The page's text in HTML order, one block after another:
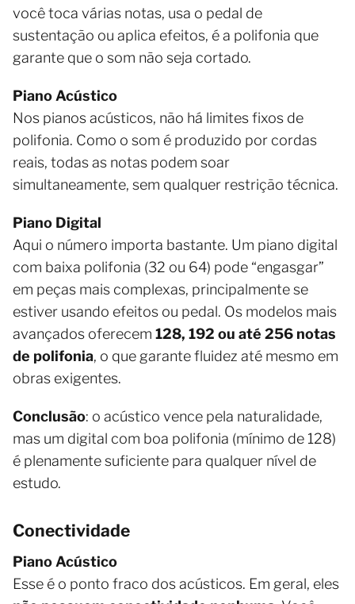
você toca várias notas, usa o pedal de
sustentação ou aplica efeitos, é a polifonia que
garante que o som não seja cortado.
Piano Acústico
Nos pianos acústicos, não há limites fixos de
polifonia. Como o som é produzido por cordas
reais, todas as notas podem soar
simultaneamente, sem qualquer restrição técnica.
Piano Digital
Aqui o número importa bastante. Um piano digital
com baixa polifonia (32 ou 64) pode “engasgar”
em peças mais complexas, principalmente se
estiver usando efeitos ou pedal. Os modelos mais
avançados oferecem 128, 192 ou até 256 notas
de polifonia, o que garante fluidez até mesmo em
obras exigentes.
Conclusão: o acústico vence pela naturalidade,
mas um digital com boa polifonia (mínimo de 128)
é plenamente suficiente para qualquer nível de
estudo.
Conectividade
Piano Acústico
Esse é o ponto fraco dos acústicos. Em geral, eles